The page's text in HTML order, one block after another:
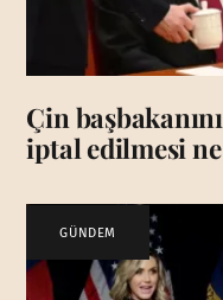
Çin
iptal edilmesi
GÜNDEM